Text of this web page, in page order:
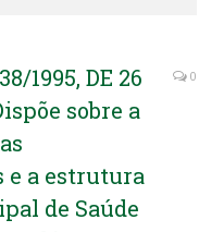
1995, DE 26
sobre a
e a estrutura
de Saúde
0